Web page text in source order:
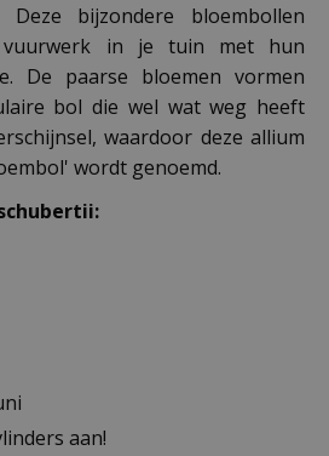
bijzondere bloembollen
vuurwerk in je tuin met hun
De paarse bloemen vormen
bol die wel wat weg heeft
waardoor deze allium
wordt genoemd.
aan!